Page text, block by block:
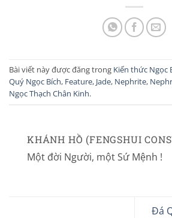
Bài viết này được đăng trong Kiến thức Ngọc
Quý Ngọc Bích, Feature, Jade, Nephrite,
Ngọc Thạch Chân Kinh.
KHÁNH HỒ (FENGSHUI
Một đời Người, một Sứ Mệnh !
Đá